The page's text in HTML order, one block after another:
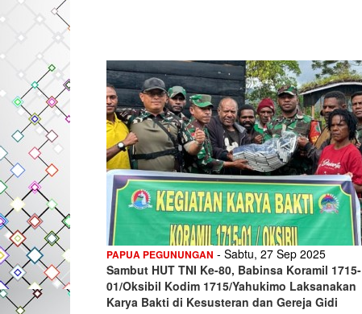
PAPUA PEGUNUNGAN - Sabtu, 27 Sep 2025
Sambut HUT TNI Ke-80, Babinsa Koramil 1715-
01/Oksibil Kodim 1715/Yahukimo Laksanakan
Karya Bakti di Kesusteran dan Gereja Gidi